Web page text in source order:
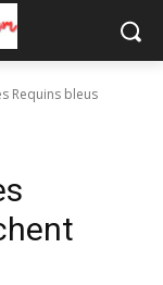
Requins bleus